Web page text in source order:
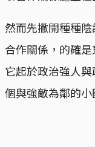
然而先撇開種種
合作關係，的確
它起於政治強人
個與強敵為鄰的